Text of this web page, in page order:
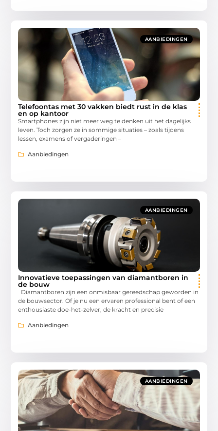
AANBIEDINGEN
Telefoontas met 30 vakken biedt rust in de klas
en op kantoor
Smartphones zijn niet meer weg te denken uit het dagelijks
leven. Toch zorgen ze in sommige situaties – zoals tijdens
lessen, examens of vergaderingen –
Aanbiedingen
AANBIEDINGEN
Innovatieve toepassingen van diamantboren in
de bouw
Diamantboren zijn een onmisbaar gereedschap geworden in
de bouwsector. Of je nu een ervaren professional bent of een
enthousiaste doe-het-zelver, de kracht en precisie
Aanbiedingen
AANBIEDINGEN